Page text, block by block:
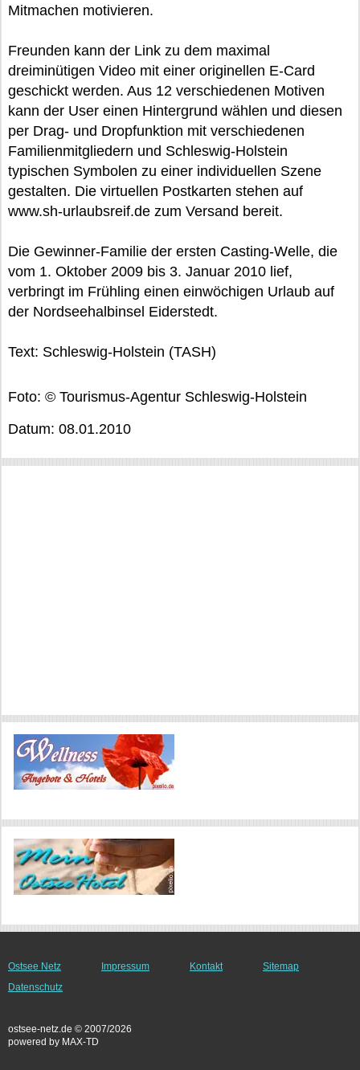
Mitmachen motivieren.
Freunden kann der Link zu dem maximal
dreiminütigen Video mit einer originellen E-Card
geschickt werden. Aus 12 verschiedenen Motiven
kann der User einen Hintergrund wählen und diesen
per Drag- und Dropfunktion mit verschiedenen
Familienmitgliedern und Schleswig-Holstein
typischen Symbolen zu einer individuellen Szene
gestalten. Die virtuellen Postkarten stehen auf
www.sh-urlaubsreif.de zum Versand bereit.
Die Gewinner-Familie der ersten Casting-Welle, die
vom 1. Oktober 2009 bis 3. Januar 2010 lief,
verbringt im Frühling einen einwöchigen Urlaub auf
der Nordseehalbinsel Eiderstedt.
Text: Schleswig-Holstein (TASH)
Foto: © Tourismus-Agentur Schleswig-Holstein
Datum: 08.01.2010
Ostsee Netz Impressum Kontakt
Sitemap
Datenschutz
ostsee-netz.de © 2007/2026
powered by MAX-TD